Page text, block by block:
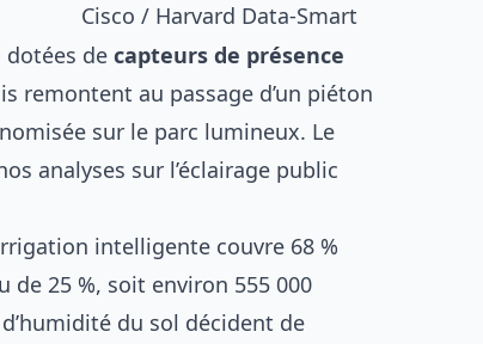
Cisco / Harvard Data-Smart
dotées de capteurs de présence
remontent au passage d’un piéton
sur le parc lumineux. Le
analyses sur l’éclairage public
intelligente couvre 68 %
de 25 %, soit environ 555 000
du sol décident de